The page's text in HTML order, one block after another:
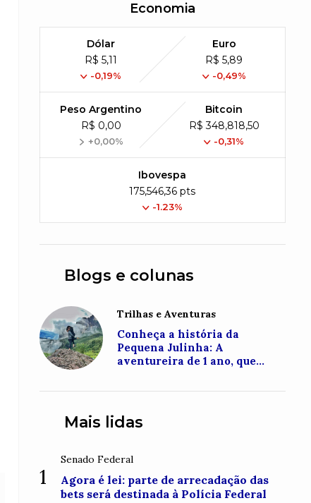
Economia
Dólar
R$ 5,11
-0,19%
Euro
R$ 5,89
-0,49%
Peso Argentino
R$ 0,00
+0,00%
Bitcoin
R$ 348,818,50
-0,31%
Ibovespa
175,546,36 pts
-1.23%
Blogs e colunas
Trilhas e Aventuras
Conheça a história da
Pequena Julinha: A
aventureira de 1 ano, que
Roraima
Mais lidas
1
Senado Federal
Agora é lei: parte de arrecadação das
bets será destinada à Polícia Federal